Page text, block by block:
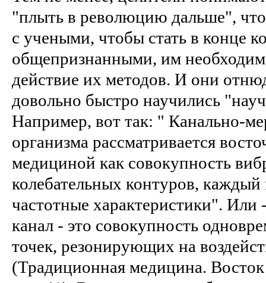
"плыть в революцию дальше",
с учеными, чтобы стать в конце
общепризнанными, им
действие их методов. И они
довольно быстро научились
Например, вот так: " Канально-
организма рассматривается
медициной как совокупность
колебательных контуров,
частотные характеристики". Или
канал - это совокупность
точек, резонирующих на
(Традиционная медицина.